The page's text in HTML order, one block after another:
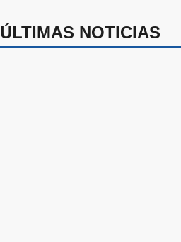
ÚLTIMAS NOTICIAS